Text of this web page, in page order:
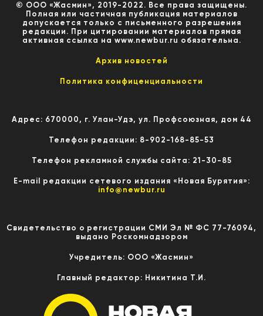
© ООО «Жасмин», 2019-2022. Все права защищены.
Полная или частичная публикация материалов
допускается только с письменного разрешения
редакции. При цитировании материалов прямая
активная ссылка на www.newbur.ru обязательна.
Архив новостей
Политика конфиценциальности
Адрес: 670000, г. Улан-Удэ, ул. Профсоюзная, дом 44
Телефон редакции: 8-902-168-85-53
Телефон рекламной службы сайта: 21-30-85
E-mail редакции сетевого издания «Новая Бурятия»:
info@newbur.ru
Свидетельство о регистрации СМИ Эл № ФС 77-76094,
выдано Роскомнадзором
Учредитель: ООО «Жасмин»
Главный редактор: Никитина Т.И.